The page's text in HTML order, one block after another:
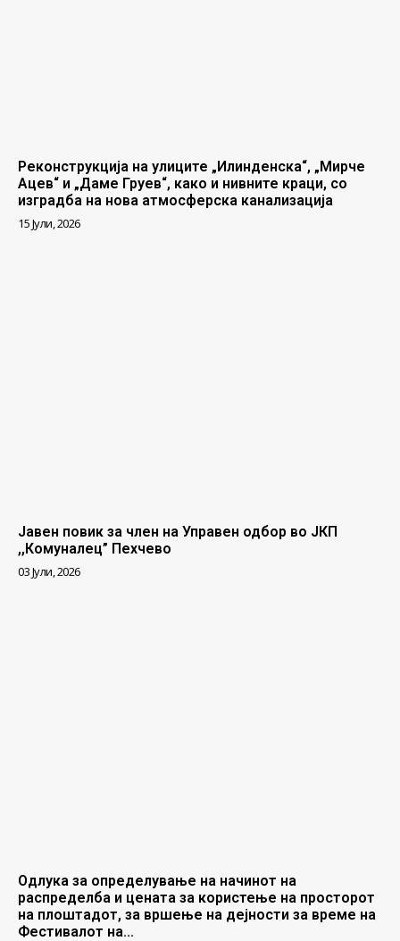
Реконструкција на улиците „Илинденска“, „Мирче
Ацев“ и „Даме Груев“, како и нивните краци, со
изградба на нова атмосферска канализација
15 Јули, 2026
Јавен повик за член на Управен одбор во ЈКП
,,Комуналец” Пехчево
03 Јули, 2026
Одлука за определување на начинот на
распределба и цената за користење на просторот
на плоштадот, за вршење на дејности за време на
Фестивалот на...